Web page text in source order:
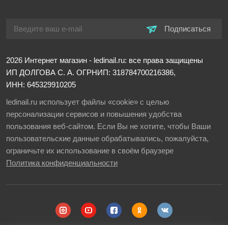
Подписаться
2026 Интернет магазин - ledinail.ru: все права защищены
ИП ДОЛГОВА С. А. ОГРНИП: 318784700216386,
ИНН: 645329910205
ledinail.ru использует файлы «cookie» с целью
персонализации сервисов и повышения удобства
пользования веб-сайтом. Если Вы не хотите, чтобы Ваши
пользовательские данные обрабатывались, пожалуйста,
ограничьте их использование в своём браузере
Политика конфиденциальности